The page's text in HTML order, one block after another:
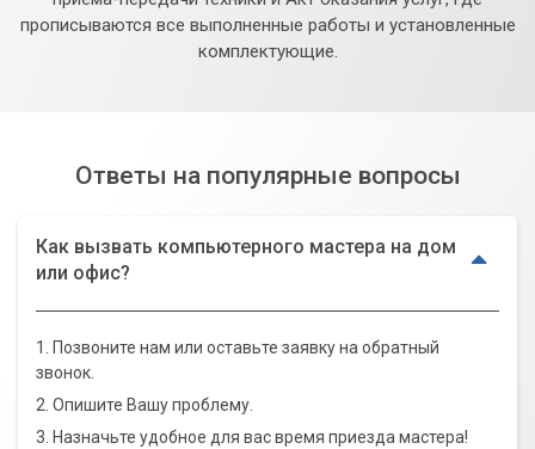
прописываются все выполненные работы и установленные
комплектующие.
Ответы на популярные вопросы
Как вызвать компьютерного мастера на дом
или офис?
1. Позвоните нам или оставьте заявку на обратный
звонок.
2. Опишите Вашу проблему.
3. Назначьте удобное для вас время приезда мастера!